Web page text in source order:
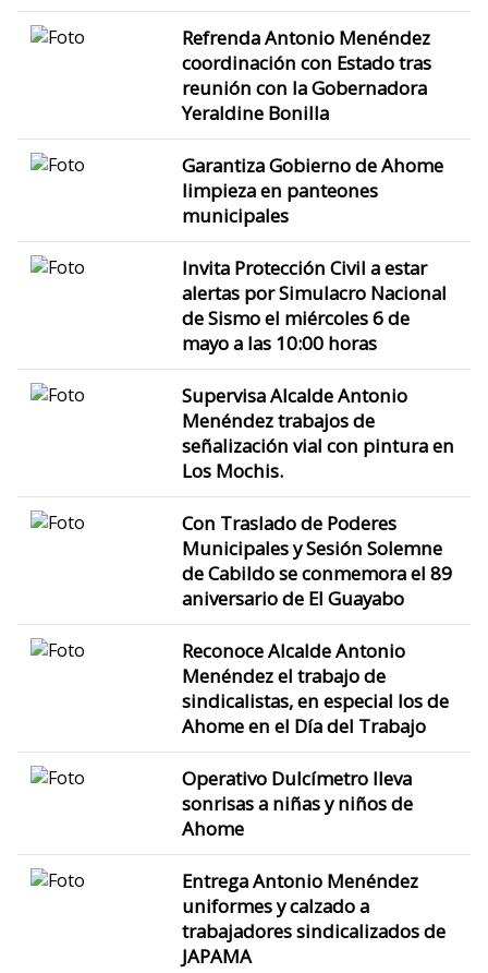
Refrenda Antonio Menéndez
coordinación con Estado tras
reunión con la Gobernadora
Yeraldine Bonilla
Garantiza Gobierno de Ahome
limpieza en panteones
municipales
Invita Protección Civil a estar
alertas por Simulacro Nacional
de Sismo el miércoles 6 de
mayo a las 10:00 horas
Supervisa Alcalde Antonio
Menéndez trabajos de
señalización vial con pintura en
Los Mochis.
Con Traslado de Poderes
Municipales y Sesión Solemne
de Cabildo se conmemora el 89
aniversario de El Guayabo
Reconoce Alcalde Antonio
Menéndez el trabajo de
sindicalistas, en especial los de
Ahome en el Día del Trabajo
Operativo Dulcímetro lleva
sonrisas a niñas y niños de
Ahome
Entrega Antonio Menéndez
uniformes y calzado a
trabajadores sindicalizados de
JAPAMA